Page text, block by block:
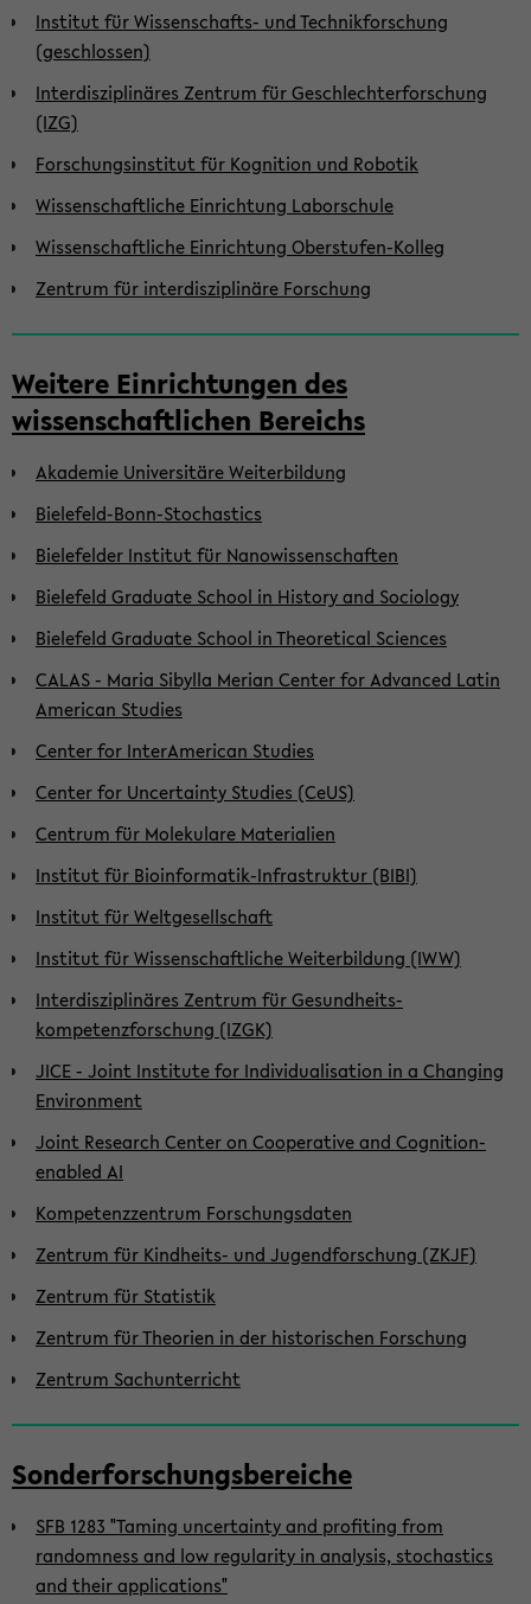
Institut für Wissenschafts- und Technikforschung
(geschlossen)
Interdisziplinäres Zentrum für Geschlechterforschung
(IZG)
Forschungsinstitut für Kognition und Robotik
Wissenschaftliche Einrichtung Laborschule
Wissenschaftliche Einrichtung Oberstufen-Kolleg
Zentrum für interdisziplinäre Forschung
Weitere Einrichtungen des
wissenschaftlichen Bereichs
Akademie Universitäre Weiterbildung
Bielefeld-Bonn-Stochastics
Bielefelder Institut für Nanowissenschaften
Bielefeld Graduate School in History and Sociology
Bielefeld Graduate School in Theoretical Sciences
CALAS - Maria Sibylla Merian Center for Advanced Latin
American Studies
Center for InterAmerican Studies
Center for Uncertainty Studies (CeUS)
Centrum für Molekulare Materialien
Institut für Bioinformatik-Infrastruktur (BIBI)
Institut für Weltgesellschaft
Institut für Wissenschaftliche Weiterbildung (IWW)
Interdisziplinäres Zentrum für Gesund­heits­
kompetenzforschung (IZGK)
JICE - Joint Institute for Individualisation in a Changing
Environment
Joint Research Center on Cooperative and Cognition-
enabled AI
Kompetenzzentrum Forschungsdaten
Zentrum für Kindheits- und Jugendforschung (ZKJF)
Zentrum für Statistik
Zentrum für Theorien in der historischen Forschung
Zentrum Sachunterricht
Sonderforschungsbereiche
SFB 1283 "Taming uncertainty and profiting from
randomness and low regularity in analysis, stochastics
and their applications"